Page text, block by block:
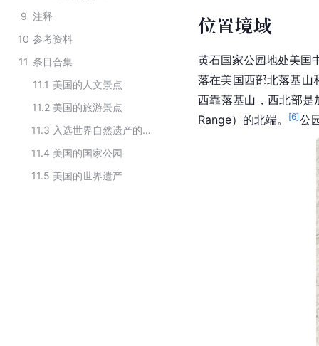
9 注释
10 参考资料
11 条目合集
11.1 美国的人文景点
11.2 美国的旅游景点
11.3
入选世界自然遗产的国家公园
11.4 美国的国家公园
11.5 美国的世界遗产
位置境域
黄石国家公园地处美国
落在美国西部北落基山
西靠落基山，西北部
Range）的北端。
[6]公